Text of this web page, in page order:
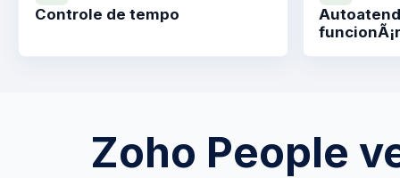
Controle de tempo
Zoho People